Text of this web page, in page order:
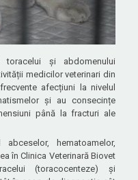
toracelui și abdomenului
medicilor veterinari din
afecțiuni la nivelul
și au consecințe
până la fracturi ale
hematoamelor,
în Clinica Veterinară Biovet
(toracocenteze) și